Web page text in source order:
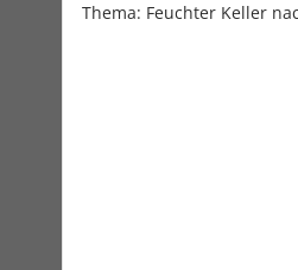
Thema: Feuchter Keller